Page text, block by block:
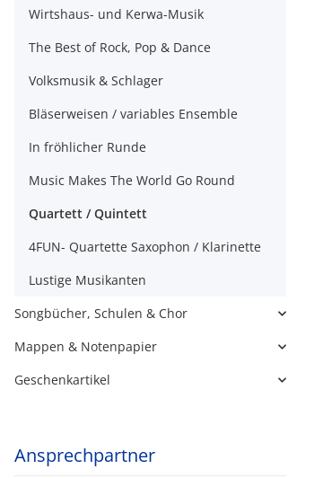
Wirtshaus- und Kerwa-Musik
The Best of Rock, Pop & Dance
Volksmusik & Schlager
Bläserweisen / variables Ensemble
In fröhlicher Runde
Music Makes The World Go Round
Quartett / Quintett
4FUN- Quartette Saxophon / Klarinette
Lustige Musikanten
Songbücher, Schulen & Chor
Mappen & Notenpapier
Geschenkartikel
Ansprechpartner